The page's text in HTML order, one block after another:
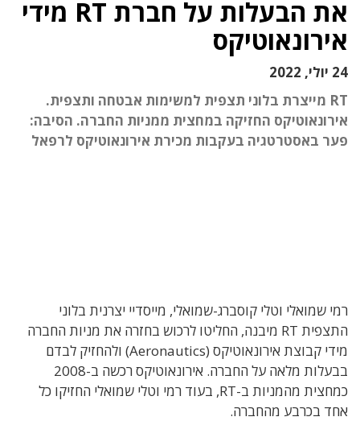
את הבעלות על חברת RT מידי
אירונאוטיקס
24 יולי, 2022
RT מייצרת בלוני תצפית למשימות אבטחה ותצפית.
אירונאוטיקס החזיקה במחצית ממניות החברה. הסיבה:
פער באסטרטגיה בעקבות מכירת אירונאוטיקס לרפאל
רמי שמואלי וטלי קוסברג-שמואלי, מייסדיי יצרנית בלוני
התצפית RT מיבנה, החליטו לרכוש בחזרה את מניות החברה
מידי קבוצת אירונאוטיקס (Aeronautics) ולהחזיק לבדם
בבעלות מלאה על החברה. אירונאוטיקס רכשה ב-2008
כמחצית מהמניות ב-RT, בעוד רמי וטלי שמואלי החזיקו כל
אחד בכרבע מהחברה.